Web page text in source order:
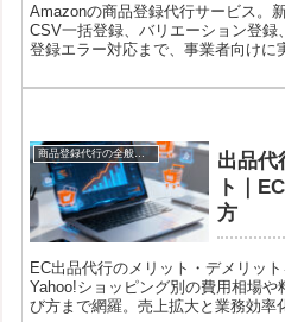
Amazonの商品登録代行サービス。
CSV一括登録、バリエーション登
登録エラー対応まで、事業者向けに
商品登録代行の全般について
出品代
ト｜
方
EC出品代行のメリット・デメリッ
Yahoo!ショッピング別の費用相場
び方まで網羅。売上拡大と業務効率